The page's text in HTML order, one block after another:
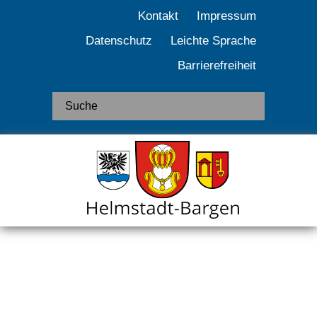
Kontakt
Impressum
Datenschutz
Leichte Sprache
Barrierefreiheit